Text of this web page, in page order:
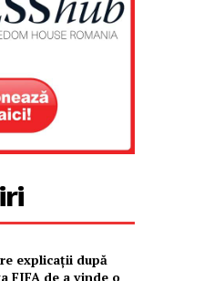
explicații după
FIFA de a vinde o